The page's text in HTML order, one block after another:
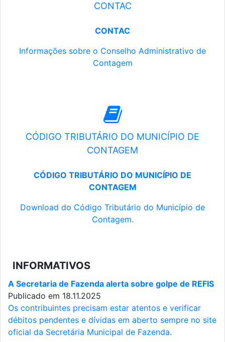
CONTAC
CONTAC
Informações sobre o Conselho Administrativo de
Contagem
CÓDIGO TRIBUTÁRIO DO MUNICÍPIO DE
CONTAGEM
CÓDIGO TRIBUTÁRIO DO MUNICÍPIO DE
CONTAGEM
Download do Código Tributário do Município de
Contagem.
INFORMATIVOS
A Secretaria de Fazenda alerta sobre golpe de REFIS
Publicado em 18.11.2025
Os contribuintes precisam estar atentos e verificar
débitos pendentes e dívidas em aberto sempre no site
oficial da Secretária Municipal de Fazenda.